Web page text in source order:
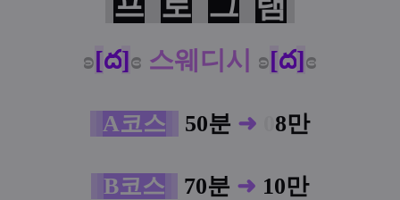
ʚ[ద]ɞ 스웨디시 ʚ[ద]ɞ
A코스 50분 ➜ 8만
B코스 70분 ➜ 10만